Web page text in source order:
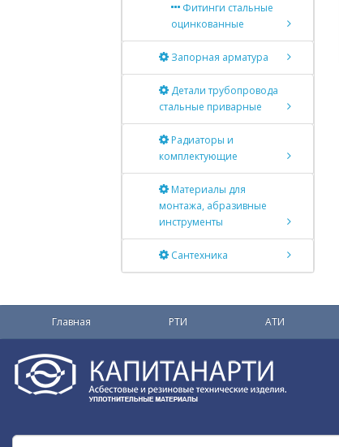
Фитинги стальные
оцинкованные
Запорная арматура
Детали трубопровода
стальные приварные
Радиаторы и
комплектующие
Материалы для
монтажа, абразивные
инструменты
Сантехника
Главная РТИ АТИ